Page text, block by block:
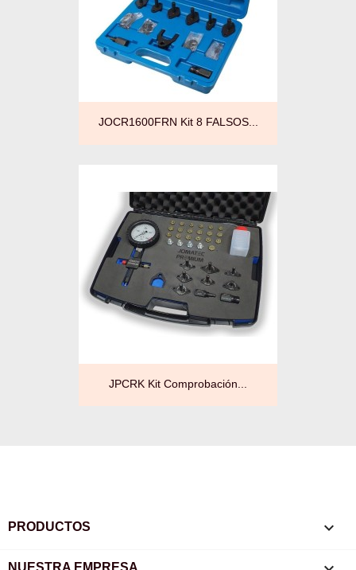
JOCR1600FRN Kit 8 FALSOS...
JPCRK Kit Comprobación...
PRODUCTOS 
NUESTRA EMPRESA